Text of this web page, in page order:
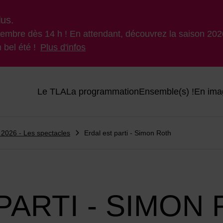
dès 14 h ! En attendant, découvrez la saison
bel été ! Plus d'infos
Le TLALa programmationEnsemble(s) !En
2026 - Les spectacles Erdal est parti - Simon Roth
- SIMON